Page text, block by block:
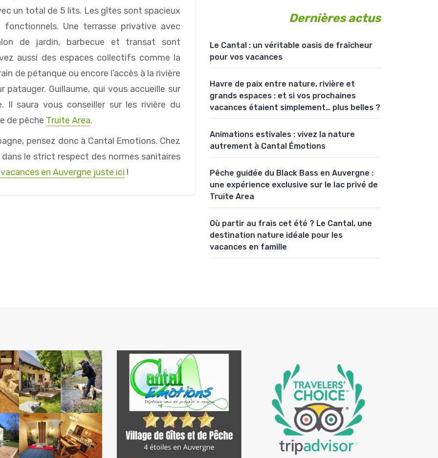
un total de 5 lits. Les gîtes sont spacieux
fonctionnels. Une terrasse privative avec
de jardin, barbecue et transat sont
aussi des espaces collectifs comme la
de pétanque ou encore l’accès à la rivière
Guillaume, qui vous accueille sur
Il saura vous conseiller sur les rivière du
de pêche Truite Area.
pensez donc à Cantal Emotions. Chez
dans le strict respect des normes sanitaires
en Auvergne juste ici !
Dernières actus
Le Cantal : un véritable oasis de fraîcheur
pour vos vacances
Havre de paix entre nature, rivière et
grands espaces : et si vos prochaines
vacances étaient simplement… plus belles ?
Animations estivales : vivez la nature
autrement à Cantal Émotions
Pêche guidée du Black Bass en Auvergne :
une expérience exclusive sur le lac privé de
Truite Area
Où partir au frais cet été ? Le Cantal, une
destination nature idéale pour les
vacances en famille